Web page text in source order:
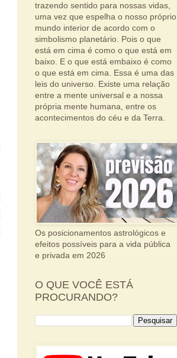
trazendo sentido para nossas vidas,
uma vez que espelha o nosso próprio
mundo interior de acordo com o
simbolismo planetário. Pois o que
está em cima é como o que está em
baixo. E o que está embaixo é como
o que está em cima. Essa é uma das
leis do universo. Existe uma relação
entre a mente universal e a nossa
própria mente humana, entre os
acontecimentos do céu e da Terra.
Os posicionamentos astrológicos e
efeitos possíveis para a vida pública
e privada em 2026
O QUE VOCÊ ESTÁ
PROCURANDO?